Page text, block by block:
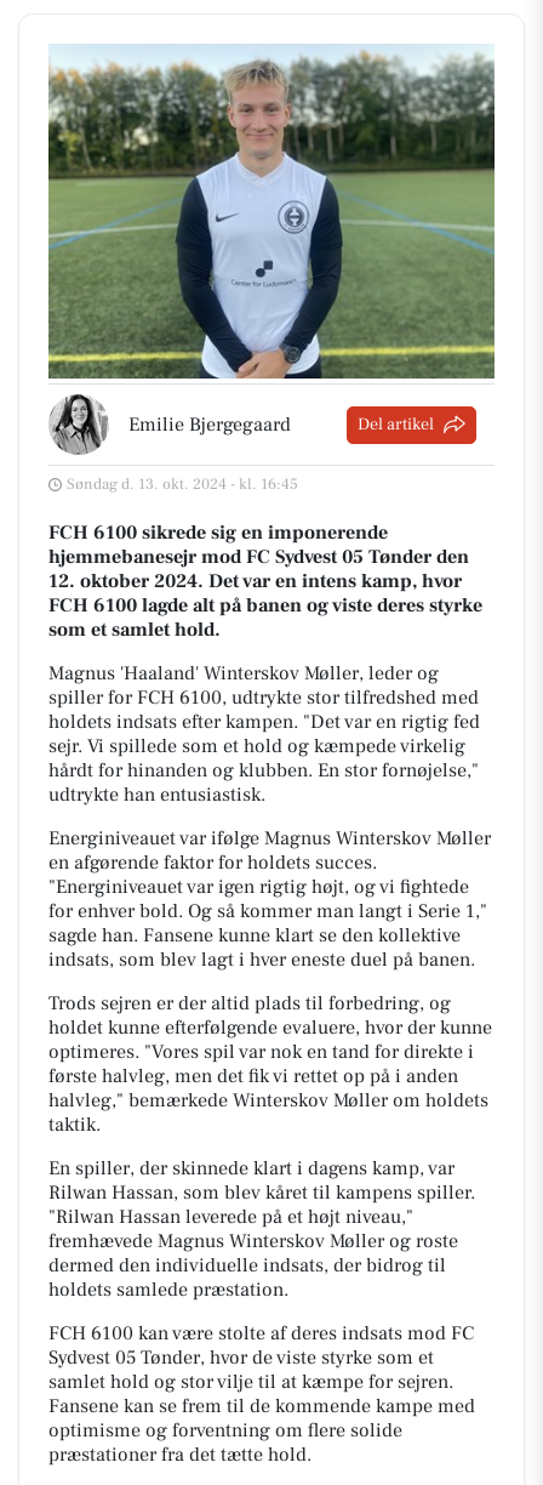
Emilie Bjergegaard Del artikel
Søndag d. 13. okt. 2024 - kl. 16:45
FCH 6100 sikrede sig en imponerende
hjemmebanesejr mod FC Sydvest 05 Tønder den
12. oktober 2024. Det var en intens kamp, hvor
FCH 6100 lagde alt på banen og viste deres styrke
som et samlet hold.
Magnus 'Haaland' Winterskov Møller, leder og
spiller for FCH 6100, udtrykte stor tilfredshed med
holdets indsats efter kampen. "Det var en rigtig fed
sejr. Vi spillede som et hold og kæmpede virkelig
hårdt for hinanden og klubben. En stor fornøjelse,"
udtrykte han entusiastisk.
Energiniveauet var ifølge Magnus Winterskov Møller
en afgørende faktor for holdets succes.
"Energiniveauet var igen rigtig højt, og vi fightede
for enhver bold. Og så kommer man langt i Serie 1,"
sagde han. Fansene kunne klart se den kollektive
indsats, som blev lagt i hver eneste duel på banen.
Trods sejren er der altid plads til forbedring, og
holdet kunne efterfølgende evaluere, hvor der kunne
optimeres. "Vores spil var nok en tand for direkte i
første halvleg, men det fik vi rettet op på i anden
halvleg," bemærkede Winterskov Møller om holdets
taktik.
En spiller, der skinnede klart i dagens kamp, var
Rilwan Hassan, som blev kåret til kampens spiller.
"Rilwan Hassan leverede på et højt niveau,"
fremhævede Magnus Winterskov Møller og roste
dermed den individuelle indsats, der bidrog til
holdets samlede præstation.
FCH 6100 kan være stolte af deres indsats mod FC
Sydvest 05 Tønder, hvor de viste styrke som et
samlet hold og stor vilje til at kæmpe for sejren.
Fansene kan se frem til de kommende kampe med
optimisme og forventning om flere solide
præstationer fra det tætte hold.